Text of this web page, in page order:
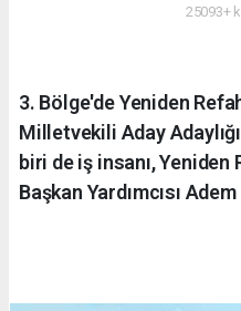
25093+
3. Bölge'de Yeniden
Milletvekili Aday
biri de iş insanı,
Başkan Yardımcısı